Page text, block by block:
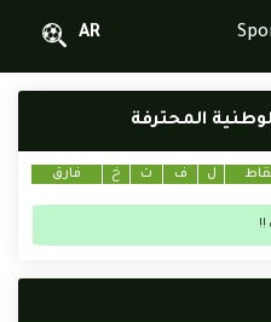
AR
المحترفة
ل ف ت خ فارق
!!